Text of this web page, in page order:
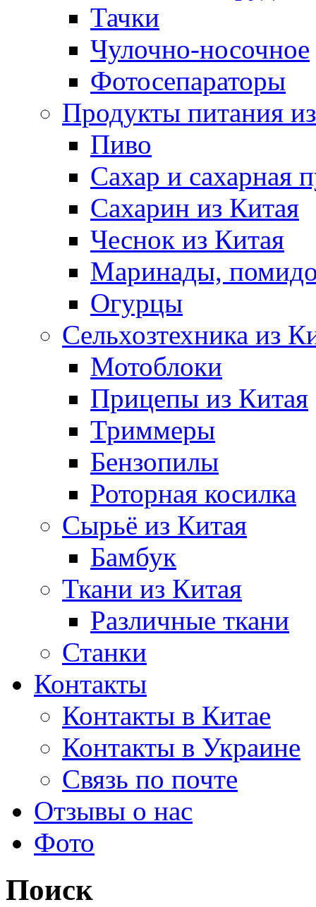
Тачки
Чулочно-носочное
Фотосепараторы
Продукты питания
Пиво
Сахар и сахарная
Сахарин из Китая
Чеснок из Китая
Маринады,
Огурцы
Сельхозтехника из
Мотоблоки
Прицепы из Китая
Триммеры
Бензопилы
Роторная косилка
Сырьё из Китая
Бамбук
Ткани из Китая
Различные ткани
Станки
Контакты
Контакты в Китае
Контакты в Украине
Связь по почте
Отзывы о нас
Фото
Поиск